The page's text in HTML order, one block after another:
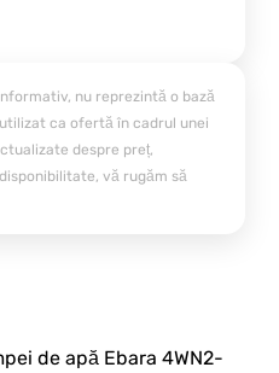
nu reprezintă o bază
ca ofertă în cadrul unei
despre preț,
vă rugăm să
de apă Ebara 4WN2-